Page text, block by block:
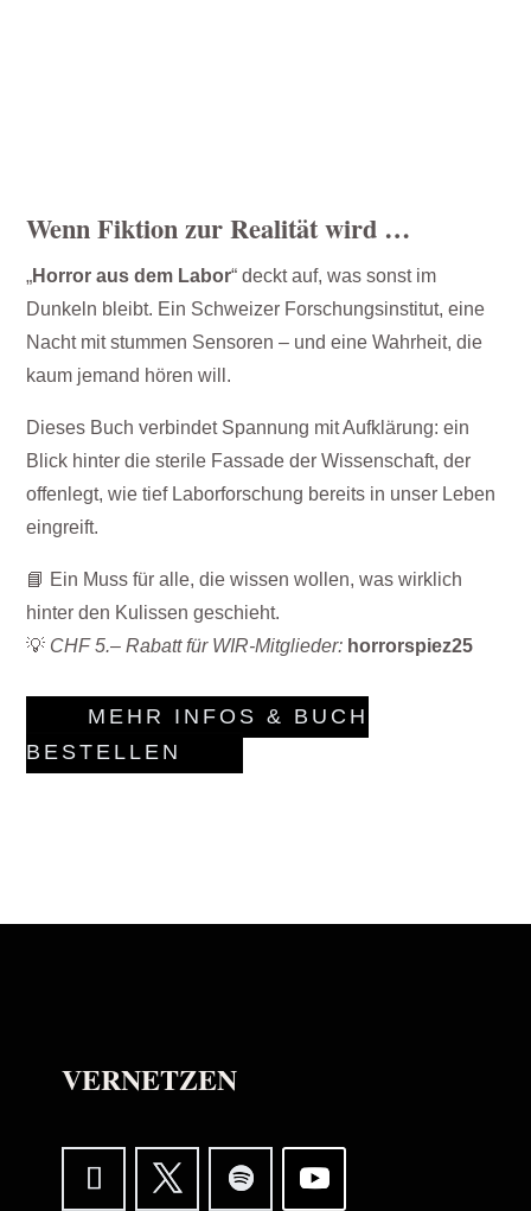
Wenn Fiktion zur Realität wird …
„Horror aus dem Labor“ deckt auf, was sonst im
Dunkeln bleibt. Ein Schweizer Forschungsinstitut, eine
Nacht mit stummen Sensoren – und eine Wahrheit, die
kaum jemand hören will.
Dieses Buch verbindet Spannung mit Aufklärung: ein
Blick hinter die sterile Fassade der Wissenschaft, der
offenlegt, wie tief Laborforschung bereits in unser Leben
eingreift.
📘 Ein Muss für alle, die wissen wollen, was wirklich
hinter den Kulissen geschieht.
💡 CHF 5.– Rabatt für WIR-Mitglieder: horrorspiez25
MEHR INFOS & BUCH
BESTELLEN
VERNETZEN